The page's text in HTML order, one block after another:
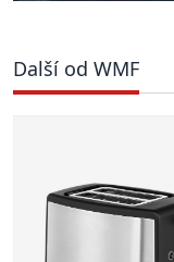
Další od WMF